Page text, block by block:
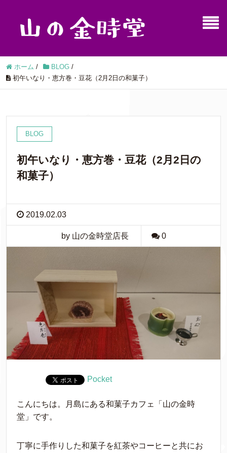
ホーム / BLOG /
初午いなり・恵方巻・豆花（2月2日の和菓子）
BLOG
初午いなり・恵方巻・豆花（2月2日の
和菓子）
2019.02.03
by 山の金時堂店長 0
Pocket
こんにちは。月島にある和菓子カフェ「山の金時
堂」です。
丁寧に手作りした和菓子を紅茶やコーヒーと共にお